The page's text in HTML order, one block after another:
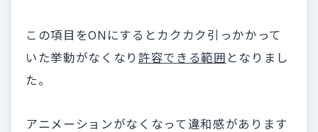
この項目をONにするとカクカク引っかかって
いた挙動がなくなり 許容できる範囲 となりまし
た。
アニメーションがなくなって違和感があります